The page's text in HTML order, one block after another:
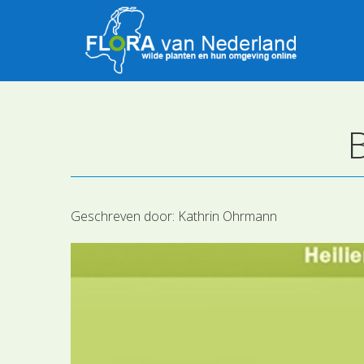
Geschreven door: Kathrin Ohrmann